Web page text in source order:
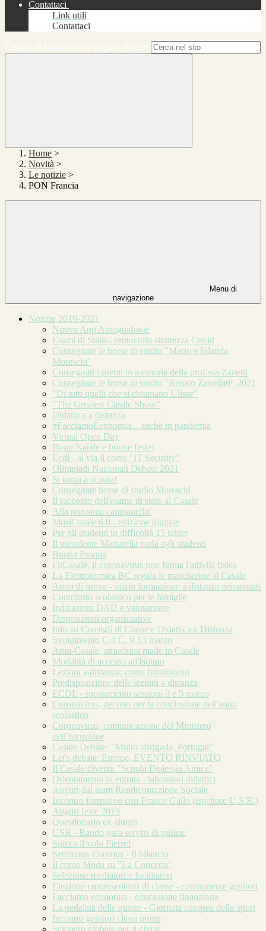
Contattaci
Link utili
Contattaci
Home >
Novità >
Le notizie >
PON Francia
Menu di
navigazione
Notizie 2019-2021
Nuova App Autoguidovie
Esami di Stato - protocollo sicurezza Covid
Consegnate le borse di studio "Mario e Iolanda
Moreschi"
Consegnati i premi in memoria della prof.ssa Zanetti
Consegnate le borse di studio "Renato Zanellati" 2021
"Di tutti quelli che si chiamano Ulisse"
"The Greatest Casale Show"
Didattica a distanza
#FacciamoEconomia... anche in pandemia
Virtual Open Day
Buon Natale e buone feste!
Ecdl - al via il corso "IT Security"
Olimpiadi Nazionali Debate 2021
Si torna a scuola!
Consegnate borse di studio Moreschi
Il racconto dell'esame di stato al Casale
Alla prossima campanella!
MusiCasale 6.0 - edizione digitale
Per gli studenti in difficoltà 15 tablet
Il presidente Mattarella parla agli studenti
Buona Pasqua
FitCasale, il coronavirus non ferma l'attività fisica
La Elettrotecnica BC regala le mascherine al Casale
Anno di prova - inizio formazione a distanza neoassunti
Contributo scolastico per le famiglie
Indicazioni DAD e valutazione
Disposizioni organizzative
Info su Consigli di Classe e Didattica a Distanza
Svolgimento C.d.C. 9-13 marzo
Amu-Casale, amuchina made in Casale
Modalità di accesso all'Istituto
Lezioni a distanza: come funzionano
Predisposizione delle lezioni a distanza
ECDL - spostamento sessioni 3 e 5 marzo
Coronavirus, decreto per la conclusione dell'anno
scolastico
Coronavirus, comunicazione del Ministero
dell'Istruzione
Casale Debate: "Muito obrigada, Portugal"
Let's debate: Europe, EVENTO RINVIATO
Il Casale diventa "Scuola Dislessia Amica"
Orientamento in entrata - laboratori didattici
Auguri dal team Rendicontazione Sociale
Incontro formativo con Franco Gallo (ispettore U.S.R.)
Auguri feste 2019
Questionario ex alunni
USR - Bando gara servizi di pulizie
Spicca il volo Pierre!
Settimana Erasmus - Il bilancio
Il corso Moda su "La Conceria"
Selezione mediatori e facilitatori
Elezione rappresentanti di classe - componente genitori
Facciamo economia - educazione finanziaria
La pedalata delle quinte - Giornata europea dello sport
Incontro genitori classi prime